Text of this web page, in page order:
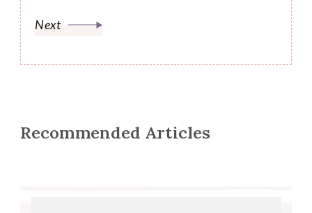
Next
Recommended Articles